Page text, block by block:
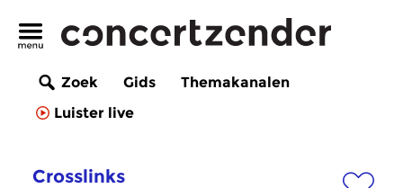
Zoek Gids
Themakanalen
Luister live
Crosslinks